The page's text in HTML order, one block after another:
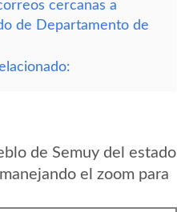
cercanas a
de Departamento de
de Semuy del estado
el zoom para